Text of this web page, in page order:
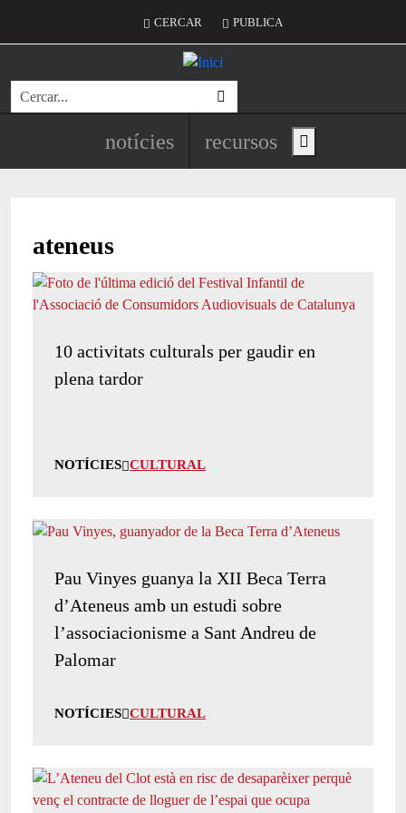
Menú del compte d'usuari
CERCAR PUBLICA
Cerca
Navegació principal de
notícies recursos Show main menu
ateneus
10 activitats culturals per gaudir en
plena tardor
NOTÍCIES CULTURAL
Pau Vinyes guanya la XII Beca Terra
d’Ateneus amb un estudi sobre
l’associacionisme a Sant Andreu de
Palomar
NOTÍCIES CULTURAL